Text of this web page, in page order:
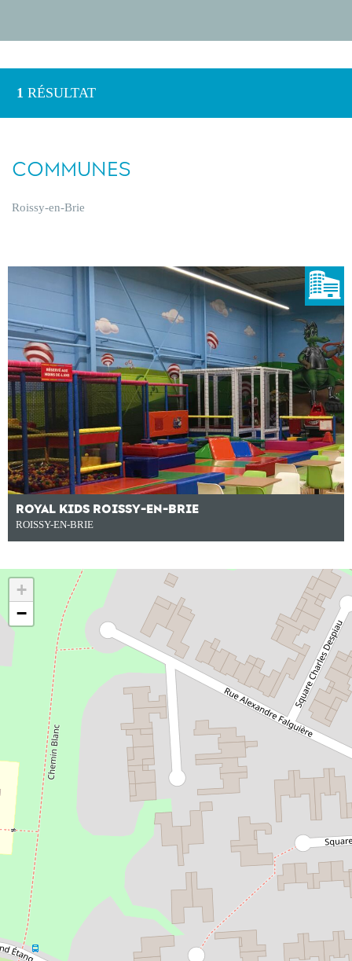
1 RÉSULTAT
COMMUNES
Roissy-en-Brie
ROYAL KIDS ROISSY-EN-BRIE
ROISSY-EN-BRIE
+
−